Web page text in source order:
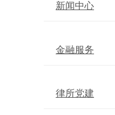
新闻中心
金融服务
律所党建